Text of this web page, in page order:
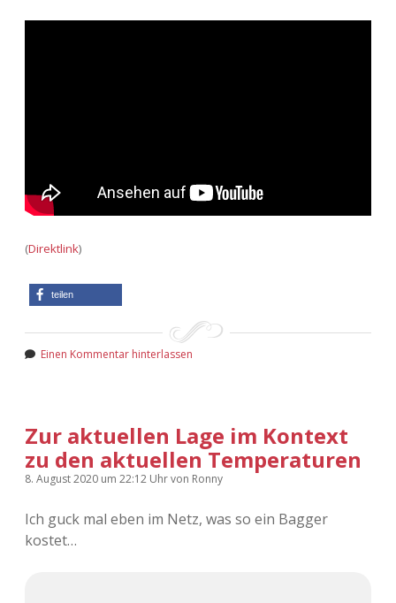
(Direktlink)
teilen
Einen Kommentar hinterlassen
Zur aktuellen Lage im Kontext
zu den aktuellen Temperaturen
8. August 2020 um 22:12 Uhrvon Ronny
Ich guck mal eben im Netz, was so ein Bagger
kostet…